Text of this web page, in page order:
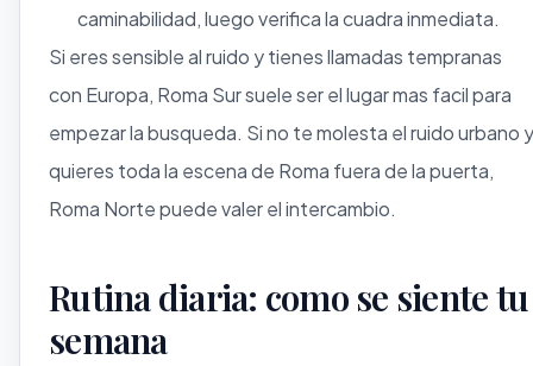
caminabilidad, luego verifica la cuadra inmediata.
Si eres sensible al ruido y tienes llamadas tempranas
con Europa, Roma Sur suele ser el lugar mas facil para
empezar la busqueda. Si no te molesta el ruido urbano y
quieres toda la escena de Roma fuera de la puerta,
Roma Norte puede valer el intercambio.
Rutina diaria: como se siente tu
semana